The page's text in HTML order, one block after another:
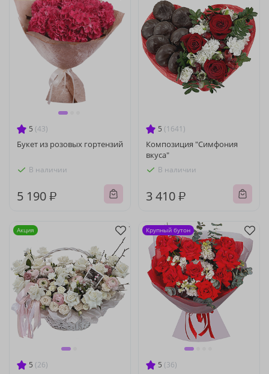
5 (43)
Букет из розовых гортензий
В наличии
5 190 ₽
5 (1641)
Композиция "Симфония
вкуса"
В наличии
3 410 ₽
5 (26)
Акция
5 (36)
Крупный бутон